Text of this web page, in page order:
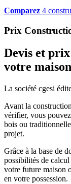
Comparez 4
Prix
Devis et
votre
La société cgesi
Avant la
vérifier, vous
bois ou
projet.
Grâce à la base de
possibilités de
votre future maison
en votre possession.